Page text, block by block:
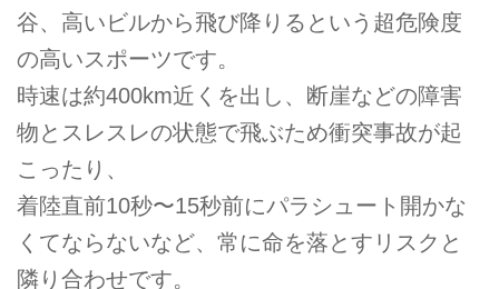
谷、高いビルから飛び降りるという超危険度
の高いスポーツです。
時速は約400km近くを出し、断崖などの障害
物とスレスレの状態で飛ぶため衝突事故が起
こったり、
着陸直前10秒〜15秒前にパラシュート開かな
くてならないなど、常に命を落とすリスクと
隣り合わせです。